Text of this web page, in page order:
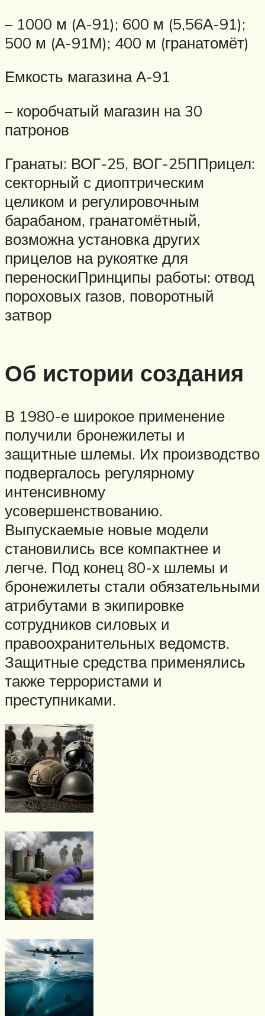
– 1000 м (А-91); 600 м (5,56А-91);
500 м (А-91М); 400 м (гранатомёт)
Емкость магазина А-91
– коробчатый магазин на 30
патронов
Гранаты: ВОГ-25, ВОГ-25ППрицел:
секторный с диоптрическим
целиком и регулировочным
барабаном, гранатомётный,
возможна установка других
прицелов на рукоятке для
переноскиПринципы работы: отвод
пороховых газов, поворотный
затвор
Об истории создания
В 1980-е широкое применение
получили бронежилеты и
защитные шлемы. Их производство
подвергалось регулярному
интенсивному
усовершенствованию.
Выпускаемые новые модели
становились все компактнее и
легче. Под конец 80-х шлемы и
бронежилеты стали обязательными
атрибутами в экипировке
сотрудников силовых и
правоохранительных ведомств.
Защитные средства применялись
также террористами и
преступниками.